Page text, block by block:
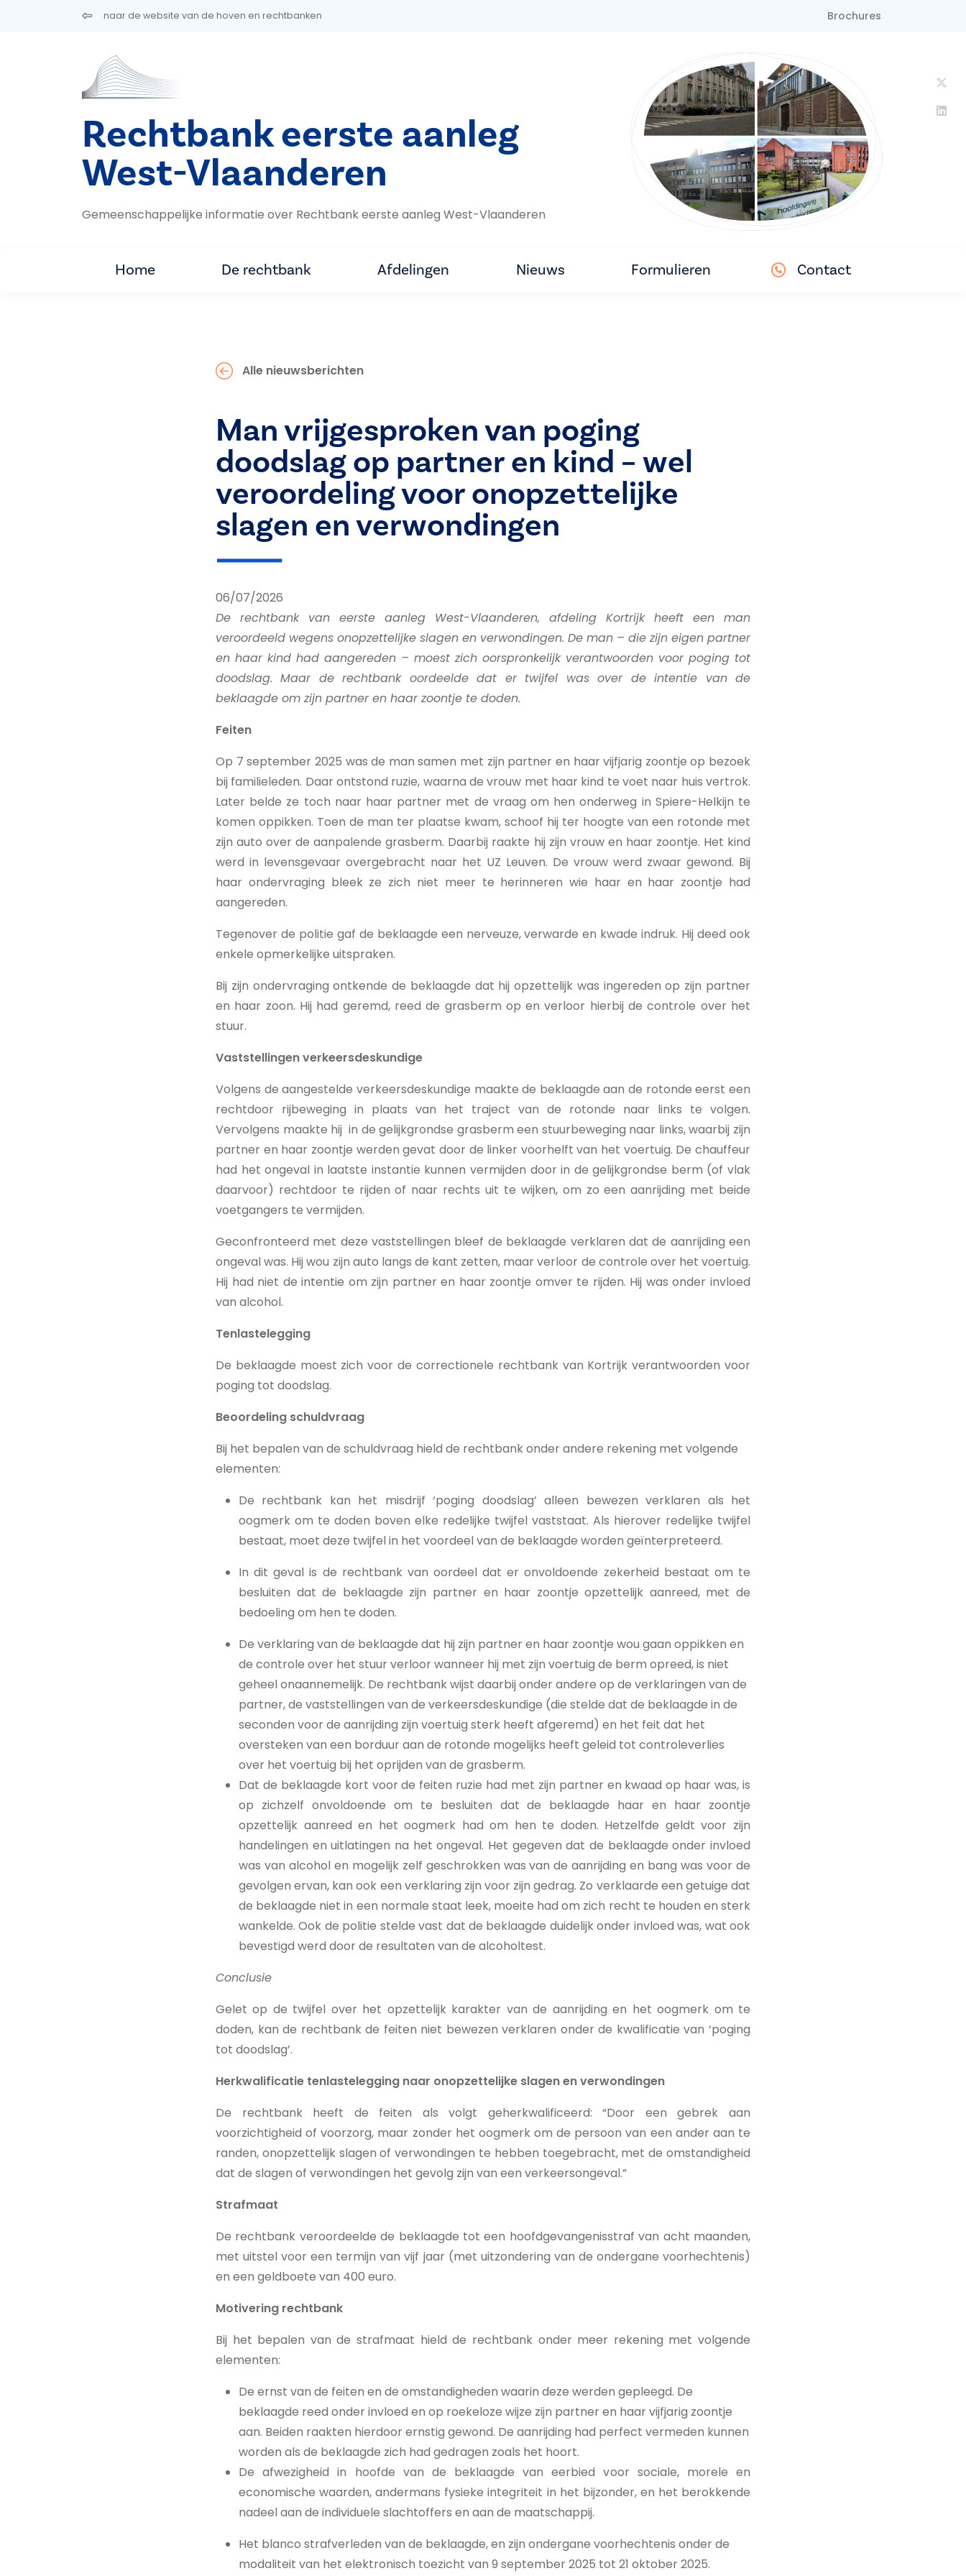
Overslaan en naar de inhoud gaannaar de website van de hoven en rechtbanken Brochures
Rechtbank eerste aanleg
West-Vlaanderen
Gemeenschappelijke informatie over Rechtbank eerste aanleg West-Vlaanderen
Home De rechtbank Afdelingen Nieuws Formulieren Contact
Alle nieuwsberichten
Man vrijgesproken van poging
doodslag op partner en kind – wel
veroordeling voor onopzettelijke
slagen en verwondingen
06/07/2026
De rechtbank van eerste aanleg West-Vlaanderen, afdeling Kortrijk heeft een man
veroordeeld wegens onopzettelijke slagen en verwondingen. De man – die zijn eigen partner
en haar kind had aangereden – moest zich oorspronkelijk verantwoorden voor poging tot
doodslag. Maar de rechtbank oordeelde dat er twijfel was over de intentie van de
beklaagde om zijn partner en haar zoontje te doden.
Feiten
Op 7 september 2025 was de man samen met zijn partner en haar vijfjarig zoontje op bezoek
bij familieleden. Daar ontstond ruzie, waarna de vrouw met haar kind te voet naar huis vertrok.
Later belde ze toch naar haar partner met de vraag om hen onderweg in Spiere-Helkijn te
komen oppikken. Toen de man ter plaatse kwam, schoof hij ter hoogte van een rotonde met
zijn auto over de aanpalende grasberm. Daarbij raakte hij zijn vrouw en haar zoontje. Het kind
werd in levensgevaar overgebracht naar het UZ Leuven. De vrouw werd zwaar gewond. Bij
haar ondervraging bleek ze zich niet meer te herinneren wie haar en haar zoontje had
aangereden.
Tegenover de politie gaf de beklaagde een nerveuze, verwarde en kwade indruk. Hij deed ook
enkele opmerkelijke uitspraken.
Bij zijn ondervraging ontkende de beklaagde dat hij opzettelijk was ingereden op zijn partner
en haar zoon. Hij had geremd, reed de grasberm op en verloor hierbij de controle over het
stuur.
Vaststellingen verkeersdeskundige
Volgens de aangestelde verkeersdeskundige maakte de beklaagde aan de rotonde eerst een
rechtdoor rijbeweging in plaats van het traject van de rotonde naar links te volgen.
Vervolgens maakte hij in de gelijkgrondse grasberm een stuurbeweging naar links, waarbij zijn
partner en haar zoontje werden gevat door de linker voorhelft van het voertuig. De chauffeur
had het ongeval in laatste instantie kunnen vermijden door in de gelijkgrondse berm (of vlak
daarvoor) rechtdoor te rijden of naar rechts uit te wijken, om zo een aanrijding met beide
voetgangers te vermijden.
Geconfronteerd met deze vaststellingen bleef de beklaagde verklaren dat de aanrijding een
ongeval was. Hij wou zijn auto langs de kant zetten, maar verloor de controle over het voertuig.
Hij had niet de intentie om zijn partner en haar zoontje omver te rijden. Hij was onder invloed
van alcohol.
Tenlastelegging
De beklaagde moest zich voor de correctionele rechtbank van Kortrijk verantwoorden voor
poging tot doodslag.
Beoordeling schuldvraag
Bij het bepalen van de schuldvraag hield de rechtbank onder andere rekening met volgende
elementen:
De rechtbank kan het misdrijf ‘poging doodslag’ alleen bewezen verklaren als het
oogmerk om te doden boven elke redelijke twijfel vaststaat. Als hierover redelijke twijfel
bestaat, moet deze twijfel in het voordeel van de beklaagde worden geïnterpreteerd.
In dit geval is de rechtbank van oordeel dat er onvoldoende zekerheid bestaat om te
besluiten dat de beklaagde zijn partner en haar zoontje opzettelijk aanreed, met de
bedoeling om hen te doden.
De verklaring van de beklaagde dat hij zijn partner en haar zoontje wou gaan oppikken en
de controle over het stuur verloor wanneer hij met zijn voertuig de berm opreed, is niet
geheel onaannemelijk. De rechtbank wijst daarbij onder andere op de verklaringen van de
partner, de vaststellingen van de verkeersdeskundige (die stelde dat de beklaagde in de
seconden voor de aanrijding zijn voertuig sterk heeft afgeremd) en het feit dat het
oversteken van een borduur aan de rotonde mogelijks heeft geleid tot controleverlies
over het voertuig bij het oprijden van de grasberm.
Dat de beklaagde kort voor de feiten ruzie had met zijn partner en kwaad op haar was, is
op zichzelf onvoldoende om te besluiten dat de beklaagde haar en haar zoontje
opzettelijk aanreed en het oogmerk had om hen te doden. Hetzelfde geldt voor zijn
handelingen en uitlatingen na het ongeval. Het gegeven dat de beklaagde onder invloed
was van alcohol en mogelijk zelf geschrokken was van de aanrijding en bang was voor de
gevolgen ervan, kan ook een verklaring zijn voor zijn gedrag. Zo verklaarde een getuige dat
de beklaagde niet in een normale staat leek, moeite had om zich recht te houden en sterk
wankelde. Ook de politie stelde vast dat de beklaagde duidelijk onder invloed was, wat ook
bevestigd werd door de resultaten van de alcoholtest.
Conclusie
Gelet op de twijfel over het opzettelijk karakter van de aanrijding en het oogmerk om te
doden, kan de rechtbank de feiten niet bewezen verklaren onder de kwalificatie van ‘poging
tot doodslag’.
Herkwalificatie tenlastelegging naar onopzettelijke slagen en verwondingen
De rechtbank heeft de feiten als volgt geherkwalificeerd: “Door een gebrek aan
voorzichtigheid of voorzorg, maar zonder het oogmerk om de persoon van een ander aan te
randen, onopzettelijk slagen of verwondingen te hebben toegebracht, met de omstandigheid
dat de slagen of verwondingen het gevolg zijn van een verkeersongeval.”
Strafmaat
De rechtbank veroordeelde de beklaagde tot een hoofdgevangenisstraf van acht maanden,
met uitstel voor een termijn van vijf jaar (met uitzondering van de ondergane voorhechtenis)
en een geldboete van 400 euro.
Motivering rechtbank
Bij het bepalen van de strafmaat hield de rechtbank onder meer rekening met volgende
elementen:
De ernst van de feiten en de omstandigheden waarin deze werden gepleegd. De
beklaagde reed onder invloed en op roekeloze wijze zijn partner en haar vijfjarig zoontje
aan. Beiden raakten hierdoor ernstig gewond. De aanrijding had perfect vermeden kunnen
worden als de beklaagde zich had gedragen zoals het hoort.
De afwezigheid in hoofde van de beklaagde van eerbied voor sociale, morele en
economische waarden, andermans fysieke integriteit in het bijzonder, en het berokkende
nadeel aan de individuele slachtoffers en aan de maatschappij.
Het blanco strafverleden van de beklaagde, en zijn ondergane voorhechtenis onder de
modaliteit van het elektronisch toezicht van 9 september 2025 tot 21 oktober 2025.